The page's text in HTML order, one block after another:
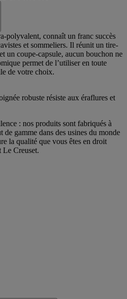
polyvalent, connaît un franc succès
et sommeliers. Il réunit un tire-
un coupe-capsule, aucun bouchon ne
permet de l’utiliser en toute
de votre choix.
robuste résiste aux éraflures et
: nos produits sont fabriqués à
de gamme dans des usines du monde
la qualité que vous êtes en droit
Le Creuset.